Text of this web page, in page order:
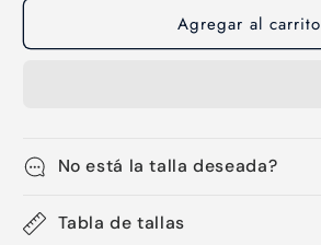
60
Medias-
60
Agregar al carrito
No está la talla deseada?
Tabla de tallas